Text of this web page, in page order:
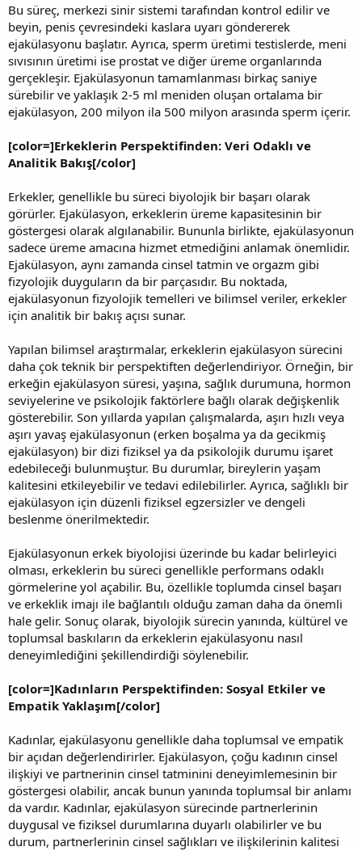
Bu süreç, merkezi sinir sistemi tarafından kontrol edilir ve
beyin, penis çevresindeki kaslara uyarı göndererek
ejakülasyonu başlatır. Ayrıca, sperm üretimi testislerde, meni
sıvısının üretimi ise prostat ve diğer üreme organlarında
gerçekleşir. Ejakülasyonun tamamlanması birkaç saniye
sürebilir ve yaklaşık 2-5 ml meniden oluşan ortalama bir
ejakülasyon, 200 milyon ila 500 milyon arasında sperm içerir.
[color=]Erkeklerin Perspektifinden: Veri Odaklı ve
Analitik Bakış[/color]
Erkekler, genellikle bu süreci biyolojik bir başarı olarak
görürler. Ejakülasyon, erkeklerin üreme kapasitesinin bir
göstergesi olarak algılanabilir. Bununla birlikte, ejakülasyonun
sadece üreme amacına hizmet etmediğini anlamak önemlidir.
Ejakülasyon, aynı zamanda cinsel tatmin ve orgazm gibi
fizyolojik duyguların da bir parçasıdır. Bu noktada,
ejakülasyonun fizyolojik temelleri ve bilimsel veriler, erkekler
için analitik bir bakış açısı sunar.
Yapılan bilimsel araştırmalar, erkeklerin ejakülasyon sürecini
daha çok teknik bir perspektiften değerlendiriyor. Örneğin, bir
erkeğin ejakülasyon süresi, yaşına, sağlık durumuna, hormon
seviyelerine ve psikolojik faktörlere bağlı olarak değişkenlik
gösterebilir. Son yıllarda yapılan çalışmalarda, aşırı hızlı veya
aşırı yavaş ejakülasyonun (erken boşalma ya da gecikmiş
ejakülasyon) bir dizi fiziksel ya da psikolojik durumu işaret
edebileceği bulunmuştur. Bu durumlar, bireylerin yaşam
kalitesini etkileyebilir ve tedavi edilebilirler. Ayrıca, sağlıklı bir
ejakülasyon için düzenli fiziksel egzersizler ve dengeli
beslenme önerilmektedir.
Ejakülasyonun erkek biyolojisi üzerinde bu kadar belirleyici
olması, erkeklerin bu süreci genellikle performans odaklı
görmelerine yol açabilir. Bu, özellikle toplumda cinsel başarı
ve erkeklik imajı ile bağlantılı olduğu zaman daha da önemli
hale gelir. Sonuç olarak, biyolojik sürecin yanında, kültürel ve
toplumsal baskıların da erkeklerin ejakülasyonu nasıl
deneyimlediğini şekillendirdiği söylenebilir.
[color=]Kadınların Perspektifinden: Sosyal Etkiler ve
Empatik Yaklaşım[/color]
Kadınlar, ejakülasyonu genellikle daha toplumsal ve empatik
bir açıdan değerlendirirler. Ejakülasyon, çoğu kadının cinsel
ilişkiyi ve partnerinin cinsel tatminini deneyimlemesinin bir
göstergesi olabilir, ancak bunun yanında toplumsal bir anlamı
da vardır. Kadınlar, ejakülasyon sürecinde partnerlerinin
duygusal ve fiziksel durumlarına duyarlı olabilirler ve bu
durum, partnerlerinin cinsel sağlıkları ve ilişkilerinin kalitesi